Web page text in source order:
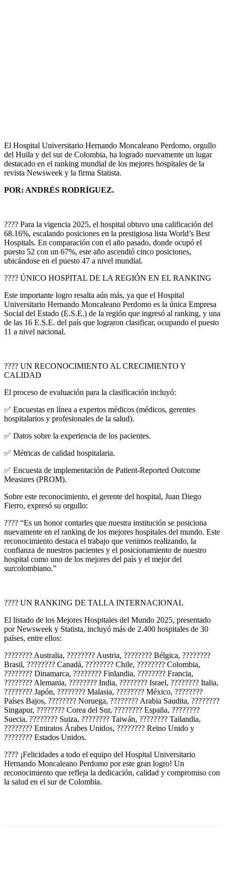
El Hospital Universitario Hernando Moncaleano Perdomo, orgullo
del Huila y del sur de Colombia, ha logrado nuevamente un lugar
destacado en el ranking mundial de los mejores hospitales de la
revista Newsweek y la firma Statista.
POR: ANDRÉS RODRÍGUEZ.
???? Para la vigencia 2025, el hospital obtuvo una calificación del
68.16%, escalando posiciones en la prestigiosa lista World’s Best
Hospitals. En comparación con el año pasado, donde ocupó el
puesto 52 con un 67%, este año ascendió cinco posiciones,
ubicándose en el puesto 47 a nivel mundial.
???? ÚNICO HOSPITAL DE LA REGIÓN EN EL RANKING
Este importante logro resalta aún más, ya que el Hospital
Universitario Hernando Moncaleano Perdomo es la única Empresa
Social del Estado (E.S.E.) de la región que ingresó al ranking, y una
de las 16 E.S.E. del país que lograron clasificar, ocupando el puesto
11 a nivel nacional.
???? UN RECONOCIMIENTO AL CRECIMIENTO Y
CALIDAD
El proceso de evaluación para la clasificación incluyó:
✅ Encuestas en línea a expertos médicos (médicos, gerentes
hospitalarios y profesionales de la salud).
✅ Datos sobre la experiencia de los pacientes.
✅ Métricas de calidad hospitalaria.
✅ Encuesta de implementación de Patient-Reported Outcome
Measures (PROM).
Sobre este reconocimiento, el gerente del hospital, Juan Diego
Fierro, expresó su orgullo:
???? “Es un honor contarles que nuestra institución se posiciona
nuevamente en el ranking de los mejores hospitales del mundo. Este
reconocimiento destaca el trabajo que venimos realizando, la
confianza de nuestros pacientes y el posicionamiento de nuestro
hospital como uno de los mejores del país y el mejor del
surcolombiano.”
???? UN RANKING DE TALLA INTERNACIONAL
El listado de los Mejores Hospitales del Mundo 2025, presentado
por Newsweek y Statista, incluyó más de 2.400 hospitales de 30
países, entre ellos:
???????? Australia, ???????? Austria, ???????? Bélgica, ????????
Brasil, ???????? Canadá, ???????? Chile, ???????? Colombia,
???????? Dinamarca, ???????? Finlandia, ???????? Francia,
???????? Alemania, ???????? India, ???????? Israel, ???????? Italia,
???????? Japón, ???????? Malasia, ???????? México, ????????
Países Bajos, ???????? Noruega, ???????? Arabia Saudita, ????????
Singapur, ???????? Corea del Sur, ???????? España, ????????
Suecia, ???????? Suiza, ???????? Taiwán, ???????? Tailandia,
???????? Emiratos Árabes Unidos, ???????? Reino Unido y
???????? Estados Unidos.
???? ¡Felicidades a todo el equipo del Hospital Universitario
Hernando Moncaleano Perdomo por este gran logro! Un
reconocimiento que refleja la dedicación, calidad y compromiso con
la salud en el sur de Colombia.